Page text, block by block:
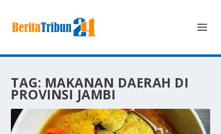
TAG: MAKANAN DAERAH DI
PROVINSI JAMBI